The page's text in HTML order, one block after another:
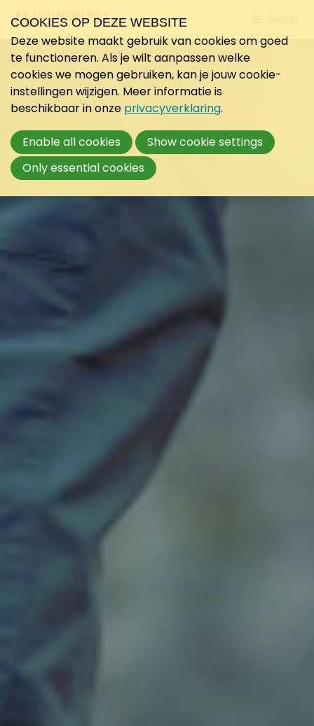
to
COOKIES OP DEZE WEBSITE
Deze website maakt gebruik van cookies om goed
te functioneren. Als je wilt aanpassen welke
cookies we mogen gebruiken, kan je jouw cookie-
instellingen wijzigen. Meer informatie is
beschikbaar in onze privacyverklaring.
Enable all cookies
Show cookie settings
Only essential cookies